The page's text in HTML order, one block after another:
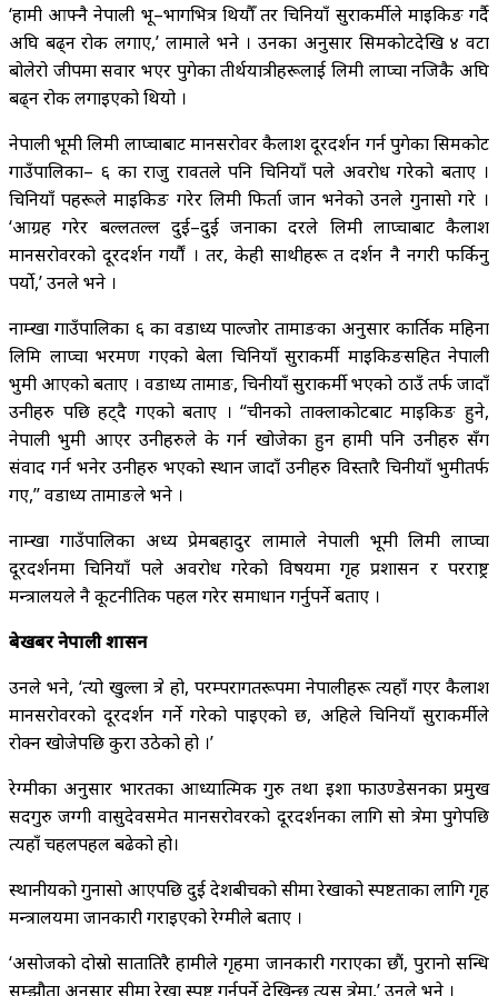
‘हामी आफ्नै नेपाली भू–भागभित्र थियौँ तर चिनियाँ सुरक्षाकर्मीले माइकिङ गर्दै
अघि बढ्न रोक लगाए,’ लामाले भने । उनका अनुसार सिमकोटदेखि ४ वटा
बोलेरो जीपमा सवार भएर पुगेका तीर्थयात्रीहरूलाई लिमी लाप्चा नजिकै अघि
बढ्न रोक लगाइएको थियो ।
नेपाली भूमी लिमी लाप्चाबाट मानसरोवर कैलाश दूरदर्शन गर्न पुगेका सिमकोट
गाउँपालिका– ६ का राजु रावतले पनि चिनियाँ पक्षले अवरोध गरेको बताए ।
चिनियाँ पक्षहरूले माइकिङ गरेर लिमी फिर्ता जान भनेको उनले गुनासो गरे ।
‘आग्रह गरेर बल्लतल्ल दुई–दुई जनाका दरले लिमी लाप्चाबाट कैलाश
मानसरोवरको दूरदर्शन गर्यौं । तर, केही साथीहरू त दर्शन नै नगरी फर्किनु
पर्यो,’ उनले भने ।
नाम्खा गाउँपालिका­ ६ का वडाध्यक्ष पाल्जोर तामाङका अनुसार कार्तिक महिना
लिमि लाप्चा भरमण गएको बेला चिनियाँ सुरक्षाकर्मी माइकिङसहित नेपाली
भुमी आएको बताए । वडाध्यक्ष तामाङ, चिनीयाँ सुरक्षाकर्मी भएको ठाउँ तर्फ जादाँ
उनीहरु पछि हट्दै गएको बताए । “चीनको ताक्लाकोटबाट माइकिङ हुने,
नेपाली भुमी आएर उनीहरुले के गर्न खोजेका हुन हामी पनि उनीहरु सँग
संवाद गर्न भनेर उनीहरु भएको स्थान जादाँ उनीहरु विस्तारै चिनीयाँ भुमीतर्फ
गए,” वडाध्यक्ष तामाङले भने ।
नाम्खा गाउँपालिका अध्यक्ष प्रेमबहादुर लामाले नेपाली भूमी लिमी लाप्चा
दूरदर्शनमा चिनियाँ पक्षले अवरोध गरेको विषयमा गृह प्रशासन र परराष्ट्र
मन्त्रालयले नै कूटनीतिक पहल गरेर समाधान गर्नुपर्ने बताए ।
बेखबर नेपाली प्रशासन
उनले भने, ‘त्यो खुल्ला क्षेत्र हो, परम्परागतरूपमा नेपालीहरू त्यहाँ गएर कैलाश
मानसरोवरको दूरदर्शन गर्ने गरेको पाइएको छ, अहिले चिनियाँ सुरक्षाकर्मीले
रोक्न खोजेपछि कुरा उठेको हो ।’
रेग्मीका अनुसार भारतका आध्यात्मिक गुरु तथा इशा फाउण्डेसनका प्रमुख
सदगुरु जग्गी वासुदेवसमेत मानसरोवरको दूरदर्शनका लागि सो क्षेत्रमा पुगेपछि
त्यहाँ चहलपहल बढेको हो।
स्थानीयको गुनासो आएपछि दुई देशबीचको सीमा रेखाको स्पष्टताका लागि गृह
मन्त्रालयमा जानकारी गराइएको रेग्मीले बताए ।
‘असोजको दोस्रो सातातिरै हामीले गृहमा जानकारी गराएका छौं, पुरानो सन्धि
सम्झौता अनुसार सीमा रेखा स्पष्ट गर्नुपर्ने देखिन्छ त्यस क्षेत्रमा,’ उनले भने ।